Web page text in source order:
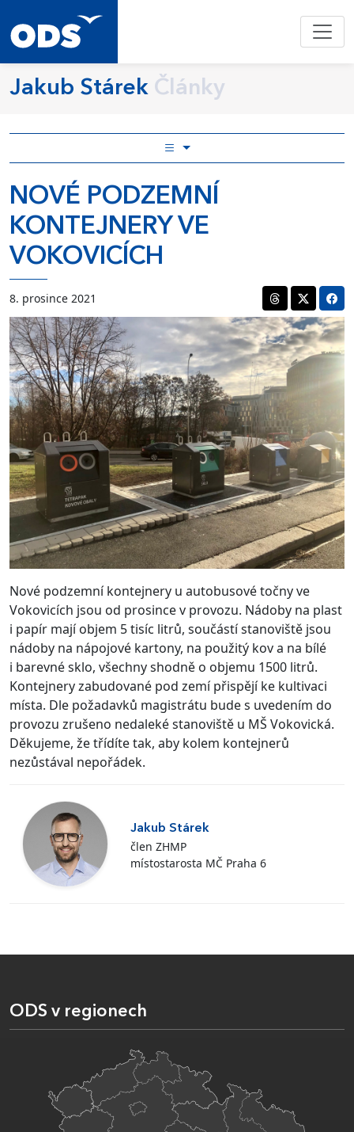
Jakub Stárek Články
NOVÉ PODZEMNÍ
KONTEJNERY VE
VOKOVICÍCH
8. prosince 2021
Nové podzemní kontejnery u autobusové točny ve
Vokovicích jsou od prosince v provozu. Nádoby na plast
i papír mají objem 5 tisíc litrů, součástí stanoviště jsou
nádoby na nápojové kartony, na použitý kov a na bílé
i barevné sklo, všechny shodně o objemu 1500 litrů.
Kontejnery zabudované pod zemí přispějí ke kultivaci
místa. Dle požadavků magistrátu bude s uvedením do
provozu zrušeno nedaleké stanoviště u MŠ Vokovická.
Děkujeme, že třídíte tak, aby kolem kontejnerů
nezůstával nepořádek.
Jakub Stárek
člen ZHMP
místostarosta MČ Praha 6
ODS v regionech